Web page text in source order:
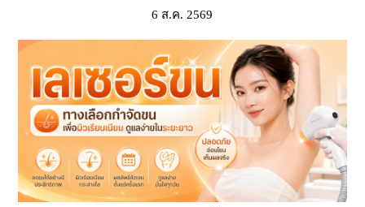
6 ส.ค. 2569